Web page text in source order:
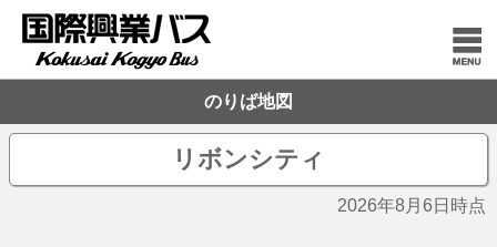
のりば地図
リボンシティ
2026年8月6日時点